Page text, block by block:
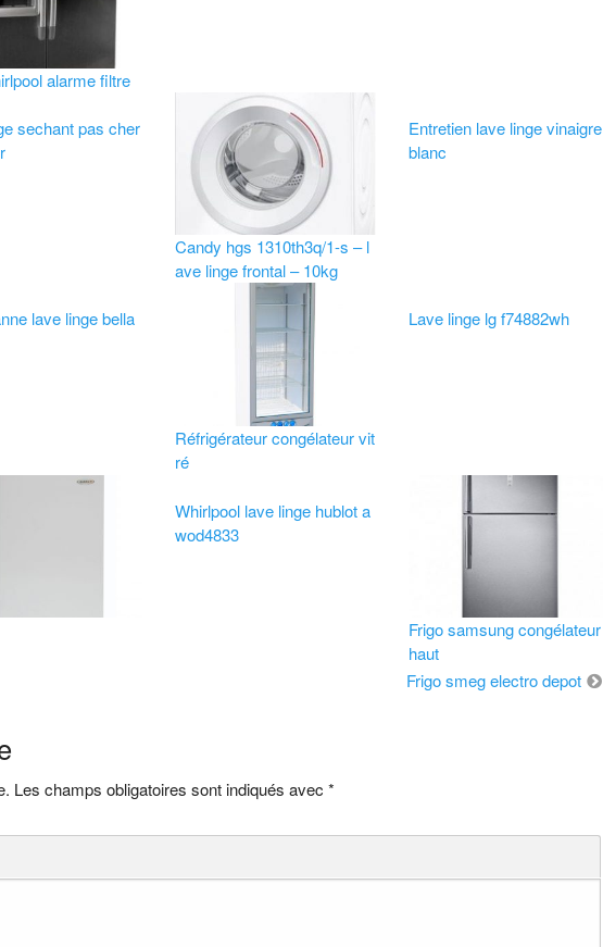
alarme filtre
sechant pas cher
Candy hgs 1310th3q/1-s – l
ave linge frontal – 10kg
Entretien lave linge vinaigre
blanc
lave linge bella
Réfrigérateur congélateur vit
ré
Lave linge lg f74882wh
Whirlpool lave linge hublot a
wod4833
Frigo samsung congélateur
haut
Frigo smeg electro depot
Les champs obligatoires sont indiqués avec *